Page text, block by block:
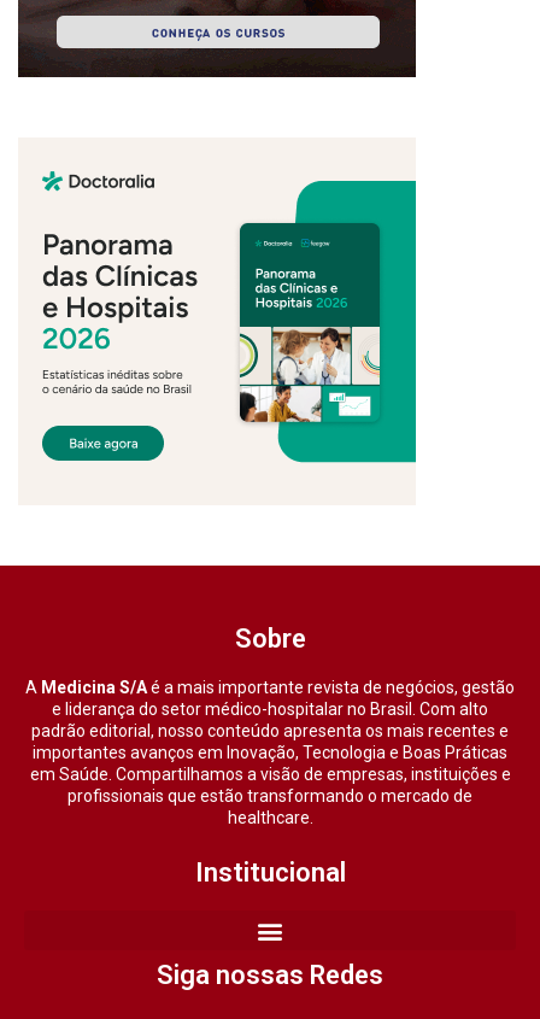
Sobre
A Medicina S/Aé a mais importante revista de negócios, gestão
e liderança do setor médico-hospitalar no Brasil. Com alto
padrão editorial, nosso conteúdo apresenta os mais recentes e
importantes avanços em Inovação, Tecnologia e Boas Práticas
em Saúde. Compartilhamos a visão de empresas, instituições e
profissionais que estão transformando o mercado de
healthcare.
Institucional
Siga nossas Redes